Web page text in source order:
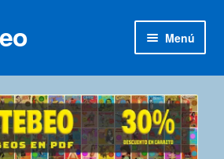
Menú